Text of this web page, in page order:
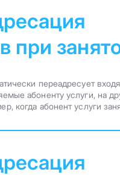
при
переадресует
абоненту услуги, на
когда абонент услуги